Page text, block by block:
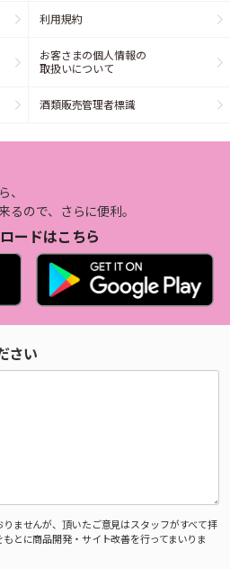
利用規約
お客さまの個人情報の
取扱いについて
酒類販売管理者標識
、
るので、さらに便利。
ードはこちら
さい
ませんが、頂いたご意見はスタッフがすべて拝
とに商品開発・サイト改善を行ってまいりま